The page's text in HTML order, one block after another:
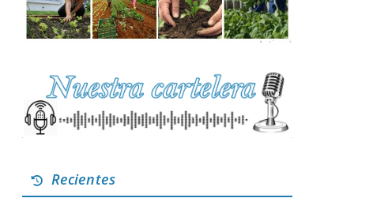
Recientes